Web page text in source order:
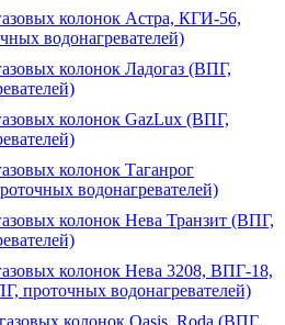
колонок Астра, КГИ-56,
водонагревателей)
колонок Ладогаз (ВПГ,
колонок GazLux (ВПГ,
колонок Таганрог
водонагревателей)
колонок Нева Транзит (ВПГ,
колонок Нева 3208, ВПГ-18,
проточных водонагревателей)
колонок Oasis, Roda (ВПГ,